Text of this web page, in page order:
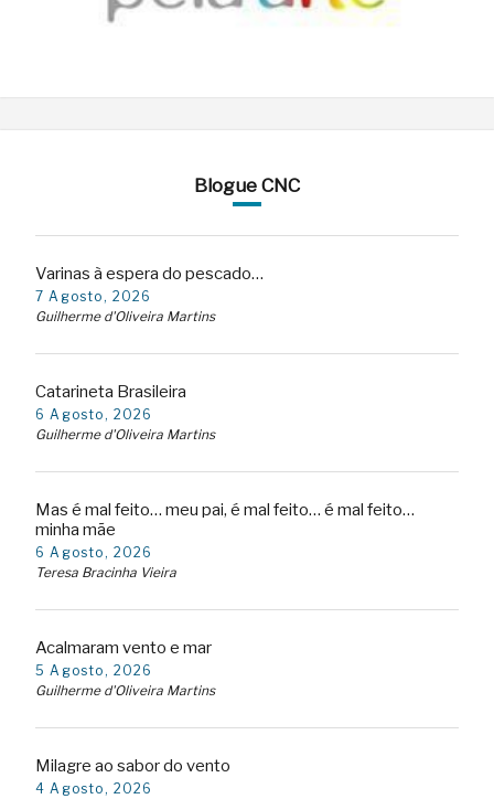
Blogue CNC
Varinas à espera do pescado…
7 Agosto, 2026
Guilherme d'Oliveira Martins
Catarineta Brasileira
6 Agosto, 2026
Guilherme d'Oliveira Martins
Mas é mal feito… meu pai, é mal feito… é mal feito…
minha mãe
6 Agosto, 2026
Teresa Bracinha Vieira
Acalmaram vento e mar
5 Agosto, 2026
Guilherme d'Oliveira Martins
Milagre ao sabor do vento
4 Agosto, 2026